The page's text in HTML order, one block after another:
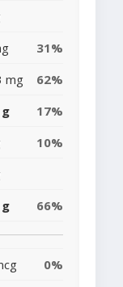
31%
mg
62%
17%
10%
66%
0%